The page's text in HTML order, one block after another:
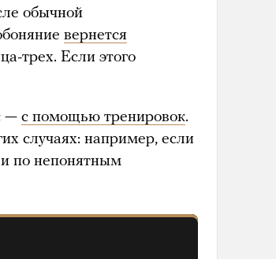
обычной
вернется
трех. Если этого
— с помощью тренировок.
случаях: например, если
по непонятным